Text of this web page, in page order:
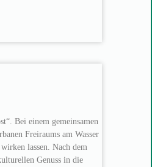
Bei einem gemeinsamen
Freiraums am Wasser
lassen. Nach dem
Genuss in die